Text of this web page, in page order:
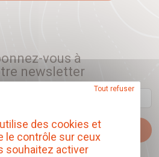
vous à
newsletter
m'abonnedes cookies et
le contrôle sur ceux
souhaitez activer
Tout refuser